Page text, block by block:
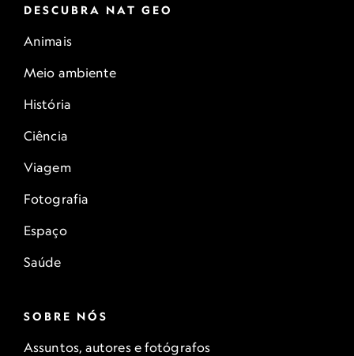
DESCUBRA NAT GEO
Animais
Meio ambiente
História
Ciência
Viagem
Fotografia
Espaço
Saúde
SOBRE NÓS
Assuntos, autores e fotógrafos